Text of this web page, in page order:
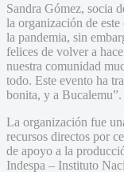
Sandra Gómez, socia
la organización de
la pandemia, sin
felices de volver a
nuestra comunidad
todo. Este evento ha
bonita, y a Bucalemu”.
La organización fue
recursos directos por
de apoyo a la
Indespa – Instituto